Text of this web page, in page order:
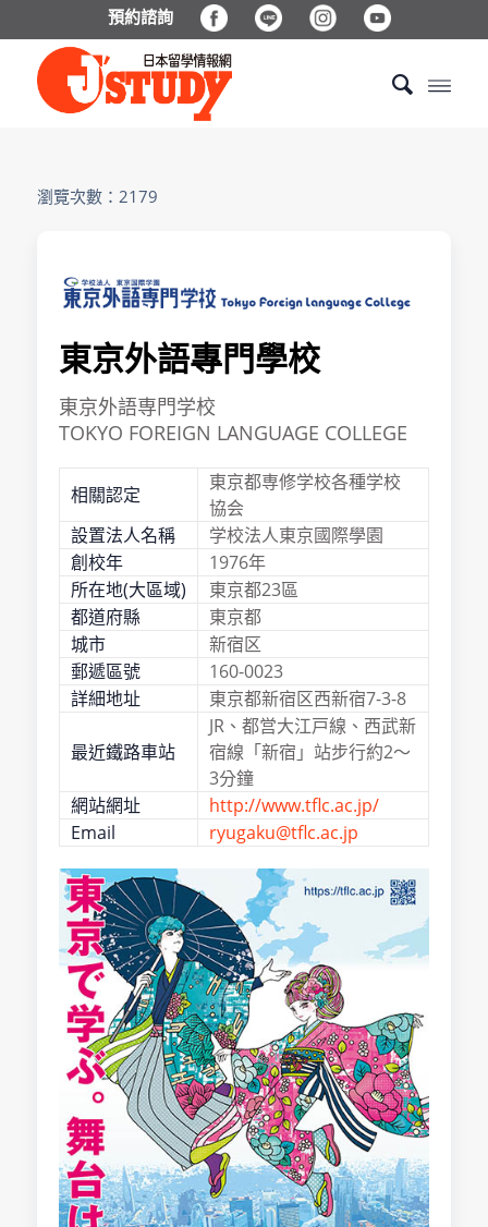
預約諮詢
瀏覽次數：2179
東京外語專門學校
東京外語専門学校
TOKYO FOREIGN LANGUAGE COLLEGE
相關認定
東京都専修学校各種学校
協会
設置法人名稱
学校法人東京國際學園
創校年
1976年
所在地(大區域)
東京都23區
都道府縣
東京都
城市
新宿区
郵遞區號
160-0023
詳細地址
東京都新宿区西新宿7-3-8
最近鐵路車站
JR、都営大江戸線、西武新
宿線「新宿」站步行約2～
3分鐘
網站網址
http://www.tflc.ac.jp/
Email
ryugaku@tflc.ac.jp